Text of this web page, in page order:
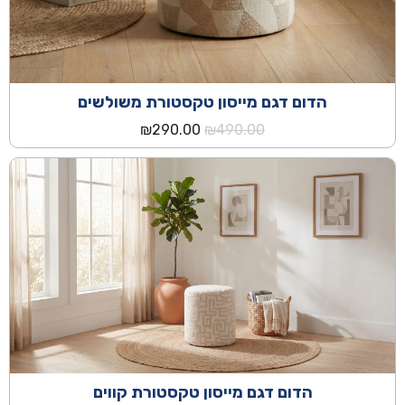
הדום דגם מייסון טקסטורת משולשים
₪490.00
המחיר
המקורי
היה:
₪490.00.
₪290.00
הנוכחי
הוא:
₪290.00.
הדום דגם מייסון טקסטורת קווים